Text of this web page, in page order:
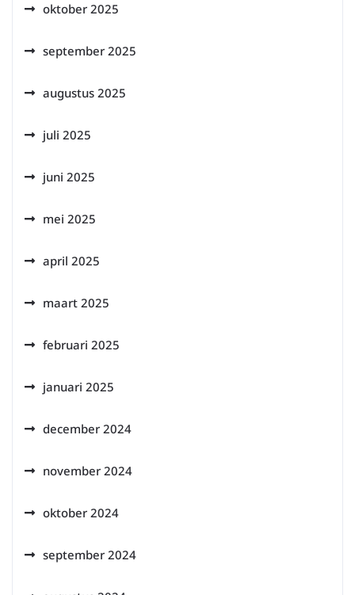
oktober 2025
september 2025
augustus 2025
juli 2025
juni 2025
mei 2025
april 2025
maart 2025
februari 2025
januari 2025
december 2024
november 2024
oktober 2024
september 2024